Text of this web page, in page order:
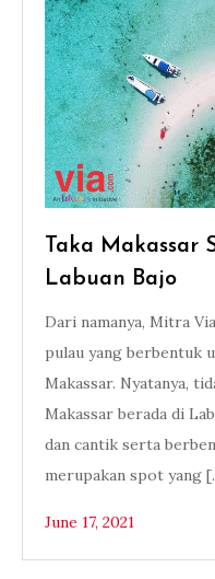
Taka Makassar
Labuan Bajo
Dari namanya, Mitra
pulau yang berbentuk
Makassar. Nyatanya,
Makassar berada di
dan cantik serta
merupakan spot yang
June 17, 2021